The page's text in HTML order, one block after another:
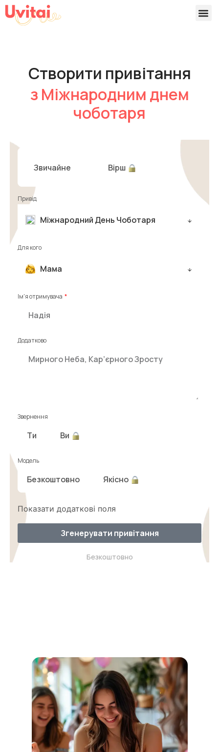
Створити привітання
з Міжнародним днем
чоботаря
Звичайне Вірш
Привід
Міжнародний День Чоботаря
Для кого
Мама
Ім'я отримувача
Додатково
Звернення
Ти Ви
Модель
Безкоштовно Якісно
Показати додаткові поля
Згенерувати привітання
Безкоштовно